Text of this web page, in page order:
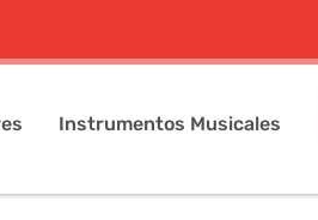
Instrumentos Musicales